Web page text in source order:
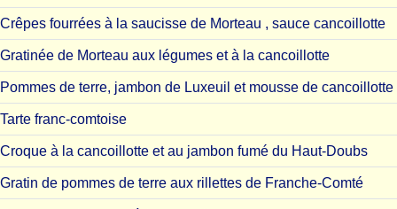
Crêpes fourrées à la saucisse de Morteau , sauce cancoillotte
Gratinée de Morteau aux légumes et à la cancoillotte
Pommes de terre, jambon de Luxeuil et mousse de cancoillotte
Tarte franc-comtoise
Croque à la cancoillotte et au jambon fumé du Haut-Doubs
Gratin de pommes de terre aux rillettes de Franche-Comté